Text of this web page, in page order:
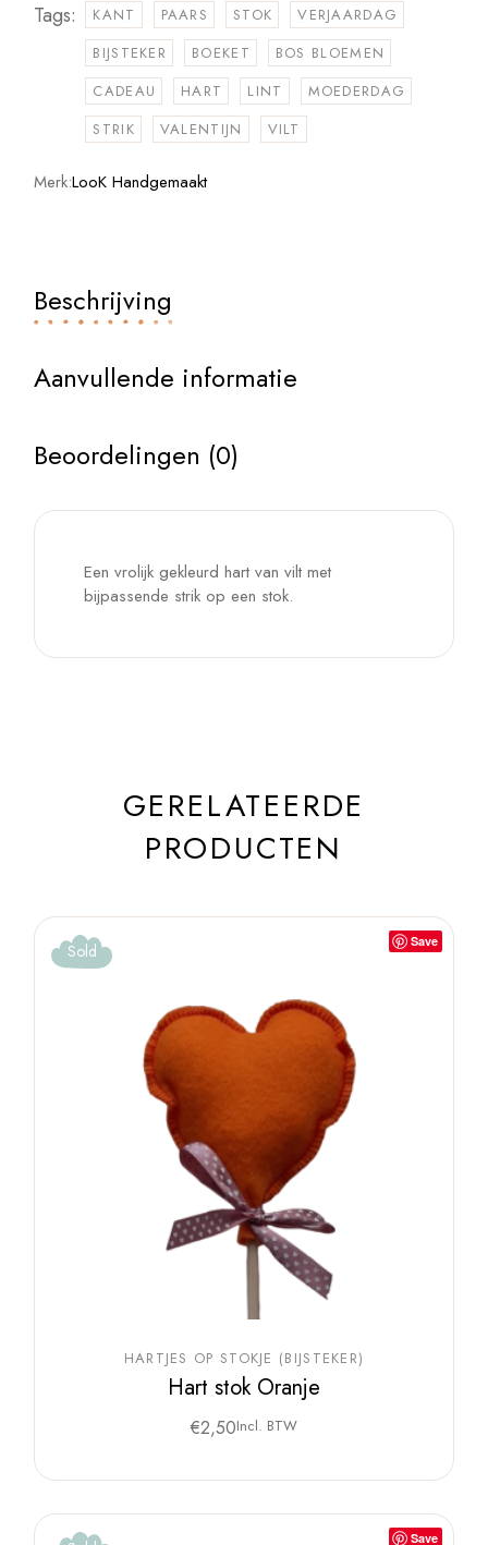
Tags:
KANT PAARS STOK
VERJAARDAG
BIJSTEKER
BOEKET
BOS BLOEMEN
CADEAU
HART LINT
MOEDERDAG
STRIK
VALENTIJN VILT
Merk:LooK Handgemaakt
Beschrijving
Aanvullende informatie
Beoordelingen (0)
Een vrolijk gekleurd hart van vilt met
bijpassende strik op een stok.
GERELATEERDE
PRODUCTEN
Save
Sold
HARTJES OP STOKJE (BIJSTEKER)
Hart stok Oranje
€2,50Incl. BTW
Save